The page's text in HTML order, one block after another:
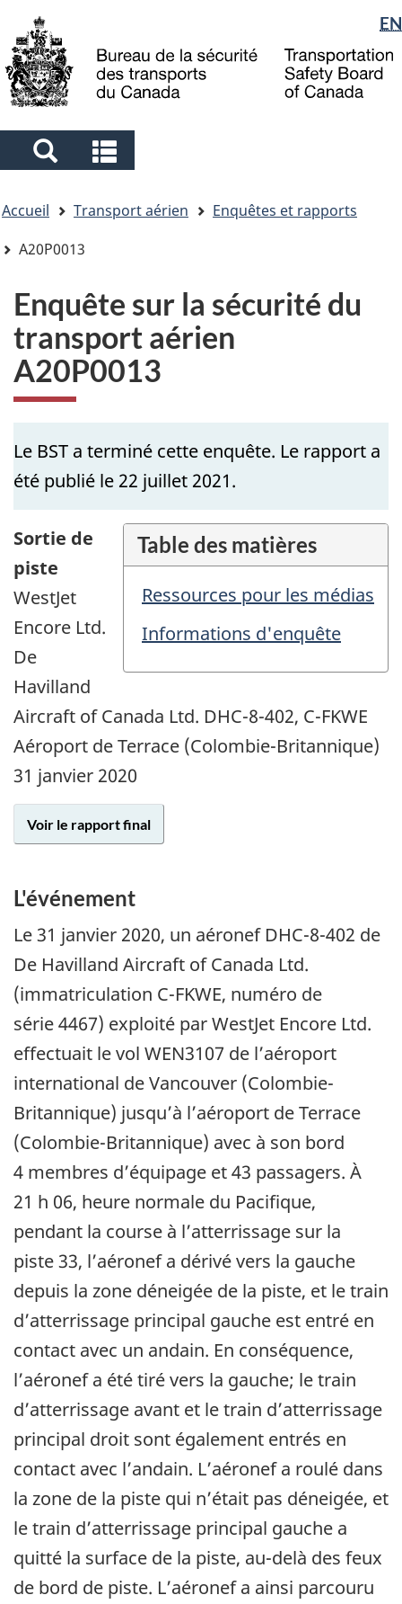
to
main
to
"About
government"
à
la
Sélection
de
la
langue
EN
Search
and
menus
and
menus
êtes
ici
Accueil Transport aérien
Enquêtes et rapports
A20P0013
Enquête sur la sécurité du
transport aérien
A20P0013
Le BST a terminé cette enquête. Le rapport a
été publié le 22 juillet 2021.
Table des matières
Ressources pour les médias
Informations d'enquête
Sortie de
piste
WestJet
Encore Ltd.
De
Havilland
Aircraft of Canada Ltd. DHC-8-402, C-FKWE
Aéroport de Terrace (Colombie-Britannique)
31 janvier 2020
Voir le rapport final
L'événement
Le31 janvier 2020, un aéronef DHC-8-402 de
De Havilland Aircraft of Canada Ltd.
(immatriculation C-FKWE, numéro de
série 4467) exploité par WestJet Encore Ltd.
effectuait le vol WEN3107 de l’aéroport
international de Vancouver (Colombie-
Britannique) jusqu’à l’aéroport de Terrace
(Colombie-Britannique) avec à son bord
4 membres d’équipage et 43 passagers. À
21 h 06, heure normale du Pacifique,
pendant la course à l’atterrissage sur la
piste 33, l’aéronef a dérivé vers la gauche
depuis la zone déneigée de la piste, et le train
d’atterrissage principal gauche est entré en
contact avec un andain. En conséquence,
l’aéronef a été tiré vers la gauche; le train
d’atterrissage avant et le train d’atterrissage
principal droit sont également entrés en
contact avec l’andain. L’aéronef a roulé dans
la zone de la piste qui n’était pas déneigée, et
le train d’atterrissage principal gauche a
quitté la surface de la piste, au-delà des feux
de bord de piste. L’aéronef a ainsi parcouru